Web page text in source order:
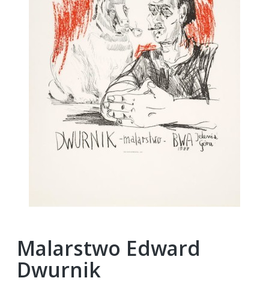
Malarstwo Edward
Dwurnik